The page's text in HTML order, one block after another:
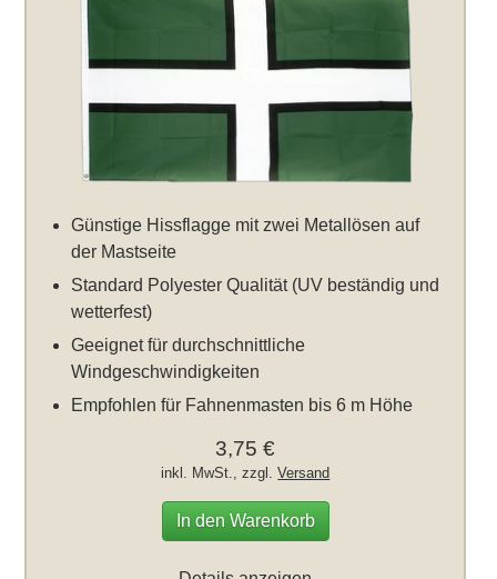
Günstige Hissflagge mit zwei Metallösen auf
der Mastseite
Standard Polyester Qualität (UV beständig und
wetterfest)
Geeignet für durchschnittliche
Windgeschwindigkeiten
Empfohlen für Fahnenmasten bis 6 m Höhe
3,75 €
inkl. MwSt., zzgl.Versand
In den Warenkorb